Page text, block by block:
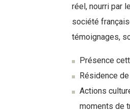
réel, nourri par
société
témoignages,
Présence
Résidence
Actions
moments de